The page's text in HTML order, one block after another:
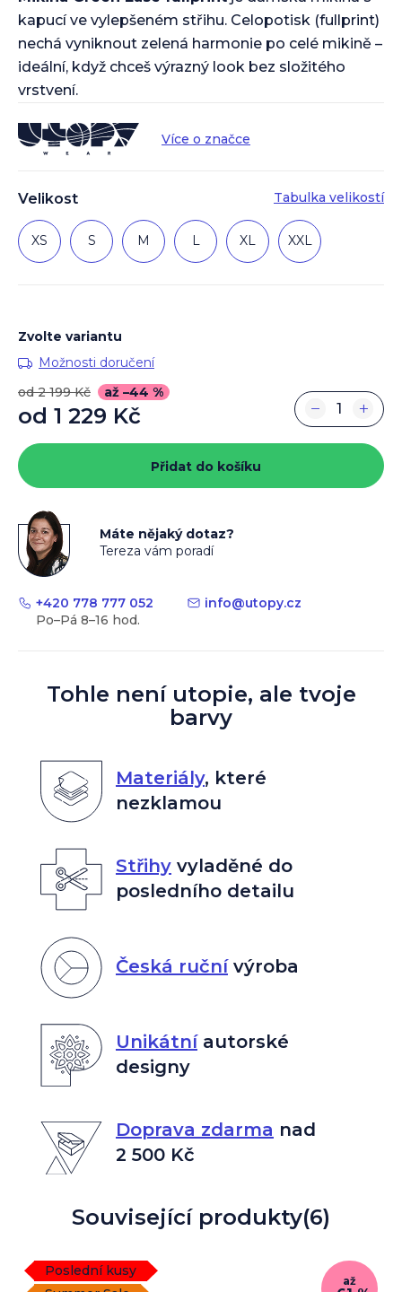
Velikost Tabulka velikostí
XS S M L XL XXL
kapucí ve vylepšeném střihu. Celopotisk (fullprint)
nechá vyniknout zelená harmonie po celé mikině –
ideální, když chceš výrazný look bez složitého
vrstvení.
Více o značce
Zvolte variantu
Možnosti doručení
od 2 199 Kč
až –44 %
od 1 229 Kč
cena:
+
−
Přidat do košíku
Máte nějaký dotaz?
Tereza vám poradí
+420 778 777 052 info@utopy.cz
Tohle není utopie, ale tvoje
barvy
Materiály, které
nezklamou
Střihyvyladěné do
posledního detailu
Česká ručnívýroba
Unikátníautorské
designy
Doprava zdarma nad
2 500 Kč
Související produkty(6)
Poslední kusy
až